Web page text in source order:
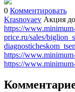
0 Комментировать
Krasnovaev Акция
https://
price.ru/sales/
https://
https://